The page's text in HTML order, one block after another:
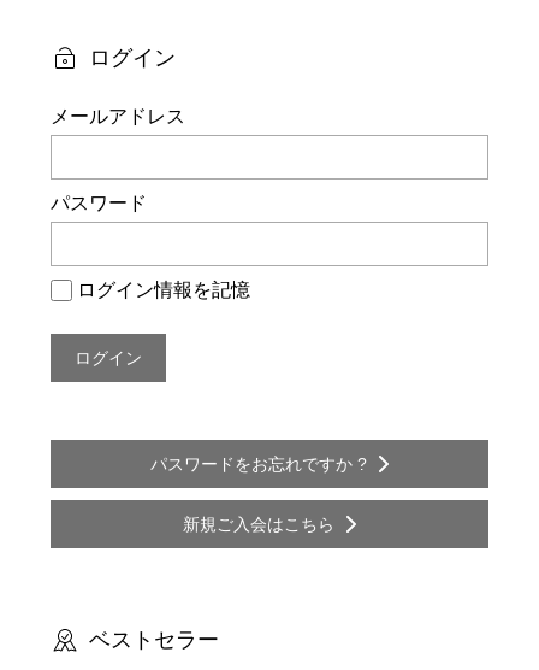
ー
シ
ョ
ン
ログイン
メールアドレス
パスワード
ログイン情報を記憶
パスワードをお忘れですか ?
新規ご入会はこちら
ベストセラー